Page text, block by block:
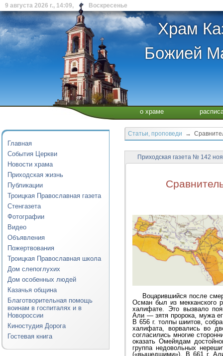
9 августа 2026 г., 14:09, Воскресенье
Храм
Божией
о храме
Главная
События Церкви
Новости храма
Приходская жизнь
Публикации
Троицкая Православная газета
Стенгазета
Фотографии
Видео
Объявления
Пожертвования
Троицкая Православная школа
Дом слепоглухих
Дом особенных людей
Казачья община
Благотворительная помощь
воинам в госпиталях и в
Новороссии
Киностудия Дорога
Гостевая книга
Статьи, проповеди →
Приходская газета № 142
Воцарившийся после
Осман был из мекканского
халифате. Это вызвало
Али — зятя пророка, мужа
В 656 г. толпы шиитов,
халифата, ворвались во
согласились многие
оказать Омейядам
группа недовольных
(«вышедшими»). В 661 г.